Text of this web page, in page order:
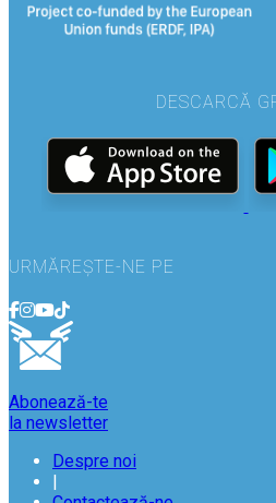
DESCARCĂ
URMĂREȘTE-NE PE
Abonează-te
la newsletter
Despre noi
|